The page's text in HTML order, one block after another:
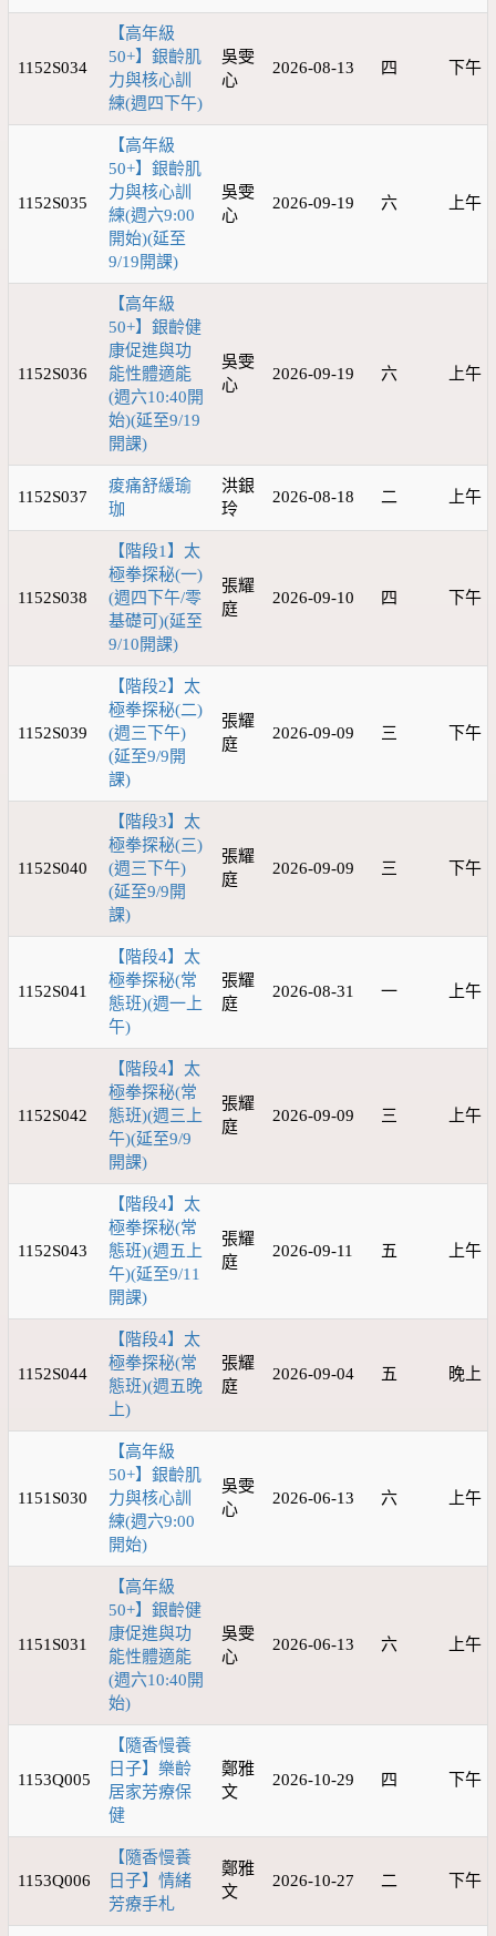
1152S034
【高年級
50+】銀齡肌
力與核心訓
練(週四下午)
吳雯
心
2026-08-13 四 下午
1152S035
【高年級
50+】銀齡肌
力與核心訓
練(週六9:00
開始)(延至
9/19開課)
吳雯
心
2026-09-19 六 上午
1152S036
【高年級
50+】銀齡健
康促進與功
能性體適能
(週六10:40開
始)(延至9/19
開課)
吳雯
心
2026-09-19 六 上午
1152S037
痠痛舒緩瑜
珈
洪銀
玲
2026-08-18 二 上午
1152S038
【階段1】太
極拳探秘(一)
(週四下午/零
基礎可)(延至
9/10開課)
張耀
庭
2026-09-10 四 下午
1152S039
【階段2】太
極拳探秘(二)
(週三下午)
(延至9/9開
課)
張耀
庭
2026-09-09 三 下午
1152S040
【階段3】太
極拳探秘(三)
(週三下午)
(延至9/9開
課)
張耀
庭
2026-09-09 三 下午
1152S041
【階段4】太
極拳探秘(常
態班)(週一上
午)
張耀
庭
2026-08-31 一 上午
1152S042
【階段4】太
極拳探秘(常
態班)(週三上
午)(延至9/9
開課)
張耀
庭
2026-09-09 三 上午
1152S043
【階段4】太
極拳探秘(常
態班)(週五上
午)(延至9/11
開課)
張耀
庭
2026-09-11 五 上午
1152S044
【階段4】太
極拳探秘(常
態班)(週五晚
上)
張耀
庭
2026-09-04 五 晚上
1151S030
【高年級
50+】銀齡肌
力與核心訓
練(週六9:00
開始)
吳雯
心
2026-06-13 六 上午
1151S031
【高年級
50+】銀齡健
康促進與功
能性體適能
(週六10:40開
始)
吳雯
心
2026-06-13 六 上午
1153Q005
【隨香慢養
日子】樂齡
居家芳療保
健
鄭雅
文
2026-10-29 四 下午
1153Q006
【隨香慢養
日子】情緒
芳療手札
鄭雅
文
2026-10-27 二 下午